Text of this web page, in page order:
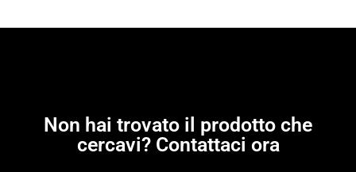
Non hai trovato il prodotto che
cercavi? Contattaci ora